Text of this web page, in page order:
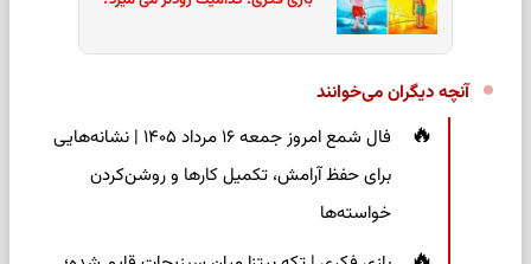
آنچه دیگران می‌خوانند
فال شمع امروز جمعه ۱۶ مرداد ۱۴۰۵ | نشانه‌هایی
برای حفظ آرامش، تکمیل کارها و روشن‌کردن
خواسته‌ها